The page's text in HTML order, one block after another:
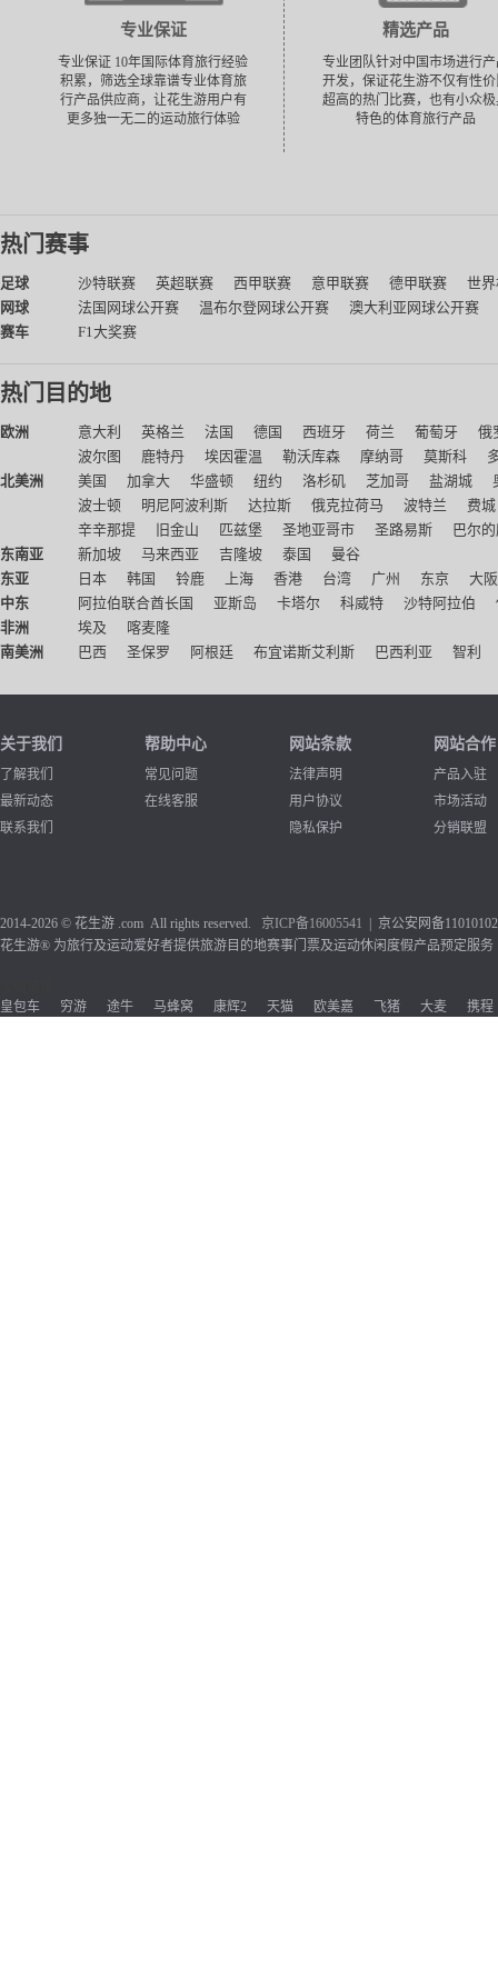
专业保证
专业保证 10年国际体育旅行经验
积累，筛选全球靠谱专业体育旅
行产品供应商，让花生游用户有
更多独一无二的运动旅行体验
精选产品
专业团队针对中国市场进行产
开发，保证花生游不仅有性价
超高的热门比赛，也有小众极
特色的体育旅行产品
热门赛事
足球 沙特联赛 英超联赛 西甲联赛 意甲联赛 德甲联赛
世
网球
法国网球公开赛 温布尔登网球公开赛
澳大利亚网球公开赛
赛车
F1大奖赛
热门目的地
欧洲 意大利 英格兰 法国 德国 西班牙 荷兰 葡萄牙
俄
波尔图
鹿特丹 埃因霍温 勒沃库森 摩纳哥 莫斯科
北美洲
美国 加拿大 华盛顿 纽约 洛杉矶 芝加哥 盐湖城
波士顿
明尼阿波利斯 达拉斯 俄克拉荷马 波特兰
费城
辛辛那提
旧金山 匹兹堡 圣地亚哥市 圣路易斯
巴尔
东南亚
新加坡 马来西亚 吉隆坡 泰国
曼谷
东亚
日本 韩国 铃鹿 上海 香港 台湾 广州 东京
大阪
中东
阿拉伯联合酋长国 亚斯岛 卡塔尔 科威特 沙特阿拉伯
非洲
埃及
喀麦隆
南美洲
巴西 圣保罗 阿根廷 布宜诺斯艾利斯 巴西利亚 智利
关于我们
了解我们
最新动态
联系我们
帮助中心
常见问题
在线客服
网站条款
法律声明
用户协议
隐私保护
网站合作
产品入驻
市场活动
分销联盟
2014-2026 © 花生游 .com All rights reserved. 京ICP备16005541 | 京公安网备
花生游® 为旅行及运动爱好者提供旅游目的地赛事门票及运动休闲度假产品预定服务
皇包车
穷游 途牛 马蜂窝 康辉2 天猫 欧美嘉 飞猪 大麦 携程